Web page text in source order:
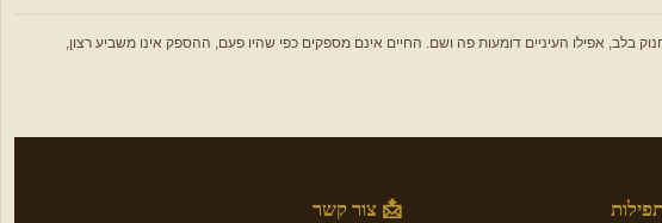
בלב, אפילו העיניים דומעות פה ושם. החיים אינם מספקים כפי שהיו פעם, ההספק אינו משביע רצון,
📩 צור קשר